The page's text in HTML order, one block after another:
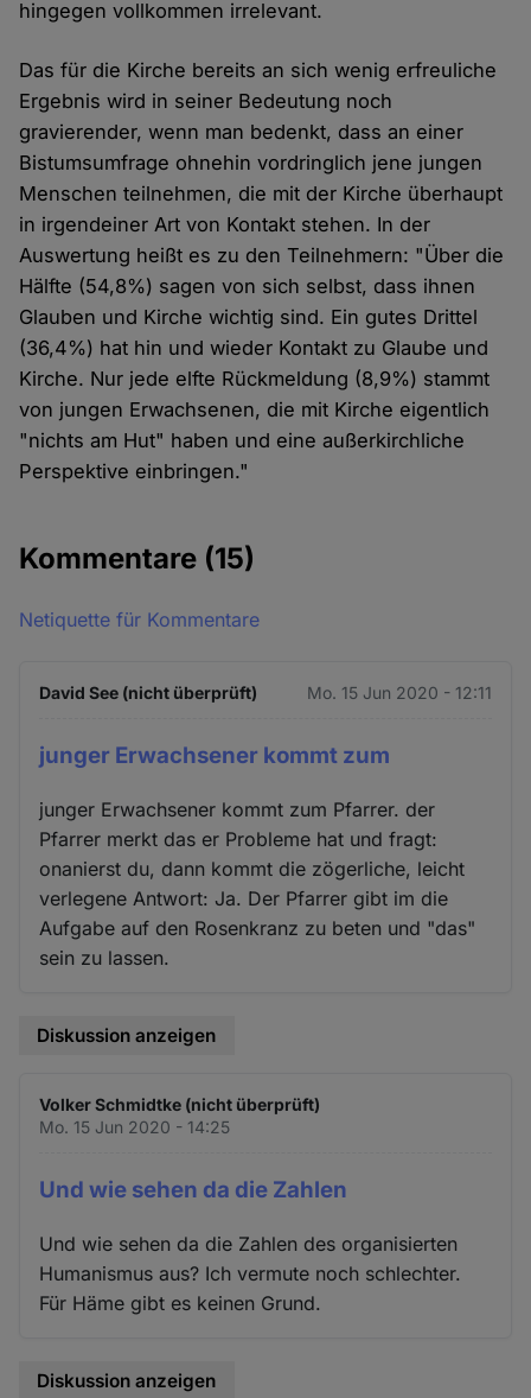
hingegen vollkommen irrelevant.
Das für die Kirche bereits an sich wenig erfreuliche
Ergebnis wird in seiner Bedeutung noch
gravierender, wenn man bedenkt, dass an einer
Bistumsumfrage ohnehin vordringlich jene jungen
Menschen teilnehmen, die mit der Kirche überhaupt
in irgendeiner Art von Kontakt stehen. In der
Auswertung heißt es zu den Teilnehmern: "Über die
Hälfte (54,8%) sagen von sich selbst, dass ihnen
Glauben und Kirche wichtig sind. Ein gutes Drittel
(36,4%) hat hin und wieder Kontakt zu Glaube und
Kirche. Nur jede elfte Rückmeldung (8,9%) stammt
von jungen Erwachsenen, die mit Kirche eigentlich
"nichts am Hut" haben und eine außerkirchliche
Perspektive einbringen."
Kommentare (15)
Netiquette für Kommentare
David See (nicht überprüft) Mo. 15 Jun 2020 - 12:11
junger Erwachsener kommt zum
junger Erwachsener kommt zum Pfarrer. der
Pfarrer merkt das er Probleme hat und fragt:
onanierst du, dann kommt die zögerliche, leicht
verlegene Antwort: Ja. Der Pfarrer gibt im die
Aufgabe auf den Rosenkranz zu beten und "das"
sein zu lassen.
Diskussion anzeigen
Volker Schmidtke (nicht überprüft)
Mo. 15 Jun 2020 - 14:25
Und wie sehen da die Zahlen
Und wie sehen da die Zahlen des organisierten
Humanismus aus? Ich vermute noch schlechter.
Für Häme gibt es keinen Grund.
Diskussion anzeigen